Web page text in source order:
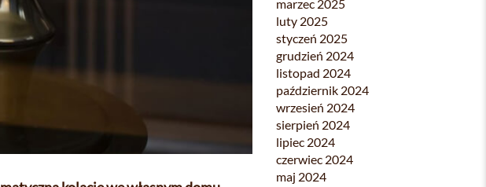
marzec 2025
luty 2025
styczeń 2025
grudzień 2024
listopad 2024
październik 2024
wrzesień 2024
sierpień 2024
lipiec 2024
czerwiec 2024
maj 2024